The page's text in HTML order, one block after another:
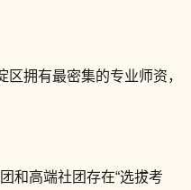
拥有最密集的专业师资，
和高端社团存在“选拔考